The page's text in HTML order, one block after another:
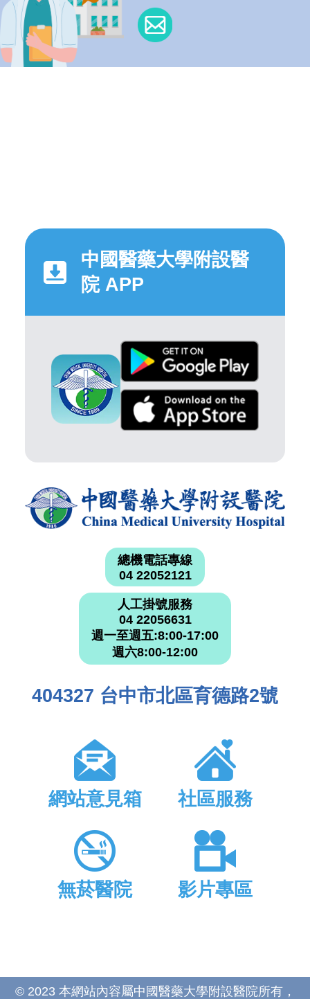
中國醫藥大學附設醫
院 APP
總機電話專線
04 22052121
人工掛號服務
04 22056631
週一至週五:8:00-17:00
週六8:00-12:00
404327 台中市北區育德路2號
網站意見箱 社區服務
無菸醫院 影片專區
© 2023 本網站內容屬中國醫藥大學附設醫院所有，